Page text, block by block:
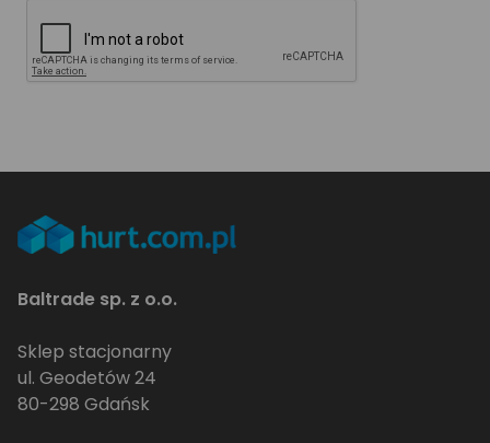
Baltrade sp. z o.o.
Sklep stacjonarny
ul. Geodetów 24
80-298 Gdańsk